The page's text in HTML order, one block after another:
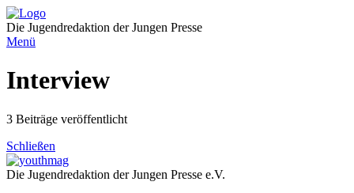
Direkt
zum
Inhalt
Die Jugendredaktion der Jungen Presse
Menü
Interview
3 Beiträge veröffentlicht
Schließen
Die Jugendredaktion der Jungen Presse e.V.